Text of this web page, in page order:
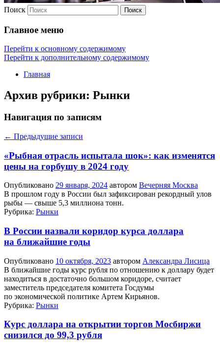
Поиск
Главное меню
Перейти к основному содержимому
Перейти к дополнительному содержимому
Главная
Архив рубрики: Рынки
Навигация по записям
← Предыдущие записи
«Рыбная отрасль испытала шок»: как изменятся
цены на горбушу в 2024 году
Опубликовано 29 января, 2024 автором Вечерняя Москва
В прошлом году в России был зафиксирован рекордный улов
рыбы — свыше 5,3 миллиона тонн.
Рубрика: Рынки
В России назвали коридор курса доллара
на ближайшие годы
Опубликовано 10 октября, 2023 автором Александра Лисица
В ближайшие годы курс рубля по отношению к доллару будет
находиться в достаточно большом коридоре, считает
заместитель председателя комитета Госдумы
по экономической политике Артем Кирьянов.
Рубрика: Рынки
Курс доллара на открытии торгов Мосбиржи
снизился до 99,3 рубля